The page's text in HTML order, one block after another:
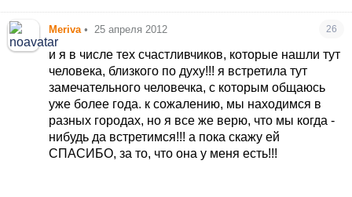
Meriva • 25 апреля 2012 26
и я в числе тех счастливчиков, которые нашли тут
человека, близкого по духу!!! я встретила тут
замечательного человечка, с которым общаюсь
уже более года. к сожалению, мы находимся в
разных городах, но я все же верю, что мы когда -
нибудь да встретимся!!! а пока скажу ей
СПАСИБО, за то, что она у меня есть!!!